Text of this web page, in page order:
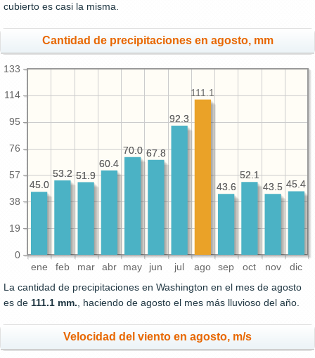
cubierto es casi la misma.
Cantidad de precipitaciones en agosto, mm
ene feb mar abr may jun jul ago sep oct nov dic
0
19
38
57
76
95
114
133
45.4
43.5
52.1
43.6
92.3
67.8
70.0
60.4
51.9
53.2
45.0
45.4
43.5
52.1
43.6
111.1
92.3
67.8
70.0
60.4
51.9
53.2
45.0
La cantidad de precipitaciones en Washington en el mes de agosto
es de 111.1 mm. , haciendo de agosto el mes más lluvioso del año.
Velocidad del viento en agosto, m/s